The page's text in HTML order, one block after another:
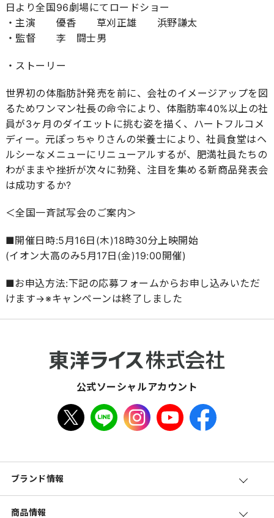
日より全国96劇場にてロードショー
・主演 優香 草刈正雄 浜野謙太
・監督 李 闘士男
・ストーリー
世界初の体脂肪計発売を前に、会社のイメージアップを図
るためワンマン社長の命令により、体脂肪率40%以上の社
員が3ヶ月のダイエットに挑む姿を描く、ハートフルコメ
ディー。元ぽっちゃりさんの栄養士により、社員食堂はヘ
ルシーなメニューにリニューアルするが、肥満社員たちの
わがままや挫折が次々に勃発、注目を集める新商品発表会
は成功するか?
＜全国一斉試写会のご案内＞
■開催日時:5月16日(木)18時30分上映開始
(イオン大高のみ5月17日(金)19:00開催)
■お申込方法:下記の応募フォームからお申し込みいただ
けます→※キャンペーンは終了しました
公式ソーシャルアカウント
ブランド情報
商品情報